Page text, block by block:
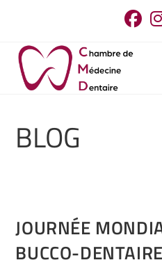
BLOG
JOURNÉE
BUCCO-DENTAIRE